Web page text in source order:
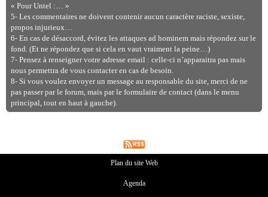
« Pour Untel :… »
5- Les commentaires ne doivent contenir aucun caractère raciste, sexiste,
propos injurieux…
6- En cas de désaccord, évitez les attaques ad hominem mais répondez sur le
fond. (Et ne répondez que si cela en vaut vraiment la peine…)
7- Pensez à renseigner votre adresse email : celle-ci n’apparaitra pas mais
nous permettra de vous contacter en cas de besoin.
8- Si vous voulez envoyer un message au responsable du site, merci de ne
pas passer par le forum, mais par le formulaire de contact (dans le menu
principal, tout en haut à gauche).
Plan du site Web
Agenda